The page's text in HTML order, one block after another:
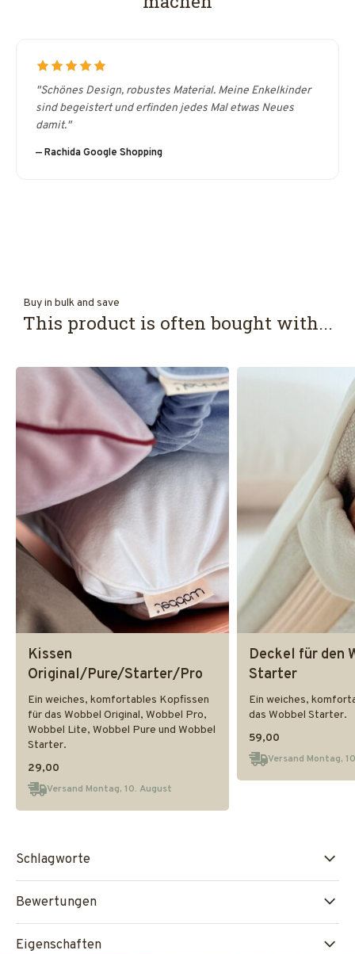
"Schönes Design, robustes Material. Meine Enkelkinder
sind begeistert und erfinden jedes Mal etwas Neues
damit."
— Rachida Google Shopping
Buy in bulk and save
This product is often bought with...
Kissen
Original/Pure/Starter/Pro
Ein weiches, komfortables Kopfissen
für das Wobbel Original, Wobbel Pro,
Wobbel Lite, Wobbel Pure und Wobbel
Starter.
29,00
Versand Montag, 10. August
Deckel für den
Starter
Ein weiches,
das Wobbel Starter.
59,00
Versand Montag,
Schlagworte
Bewertungen
Eigenschaften